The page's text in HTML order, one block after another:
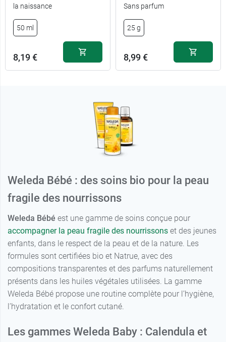
la naissance
50 ml
8,19 €
Sans parfum
25 g
8,99 €
Weleda Bébé : des soins bio pour la peau
fragile des nourrissons
Weleda Bébé est une gamme de soins conçue pour
accompagner la peau fragile des nourrissons et des jeunes
enfants, dans le respect de la peau et de la nature. Les
formules sont certifiées bio et Natrue, avec des
compositions transparentes et des parfums naturellement
présents dans les huiles végétales utilisées. La gamme
Weleda Bébé propose une routine complète pour l’hygiène,
l’hydratation et le confort cutané.
Les gammes Weleda Baby : Calendula et